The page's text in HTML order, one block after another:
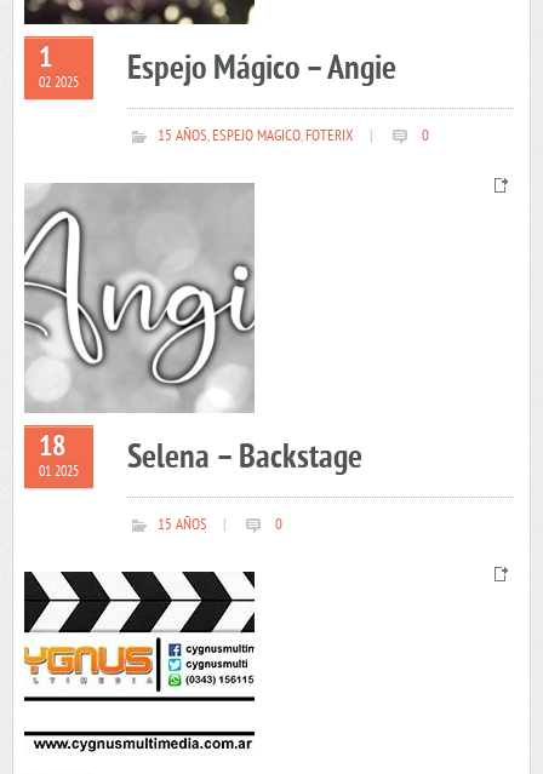
1
02 2025 Espejo Mágico – Angie
15 AÑOS,ESPEJO MAGICO,FOTERIX 0
18
01 2025 Selena – Backstage
15 AÑOS 0